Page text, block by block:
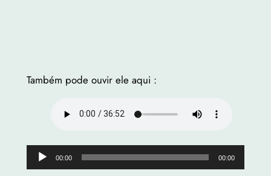
Também pode ouvir ele aqui :
Audio
Player
00:00 00:00